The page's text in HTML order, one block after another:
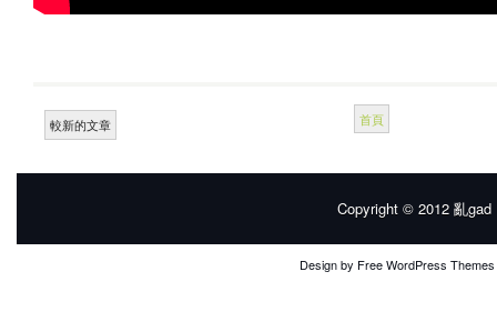
較新的文章 首頁
Copyright © 2012 亂gad
Design by Free WordPress Themes